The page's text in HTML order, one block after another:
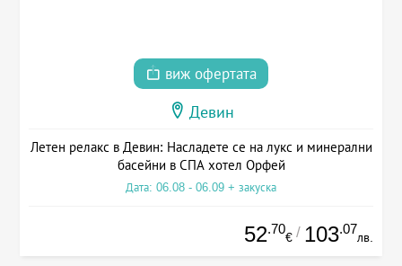
виж офертата
Девин
Летен релакс в Девин: Насладете се на лукс и минерални
басейни в СПА хотел Орфей
Дата: 06.08 - 06.09 + закуска
52.70
€ / 103.07
лв.